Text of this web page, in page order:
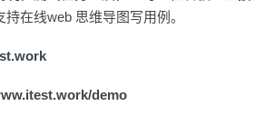
在线web 思维导图写用例。
demo